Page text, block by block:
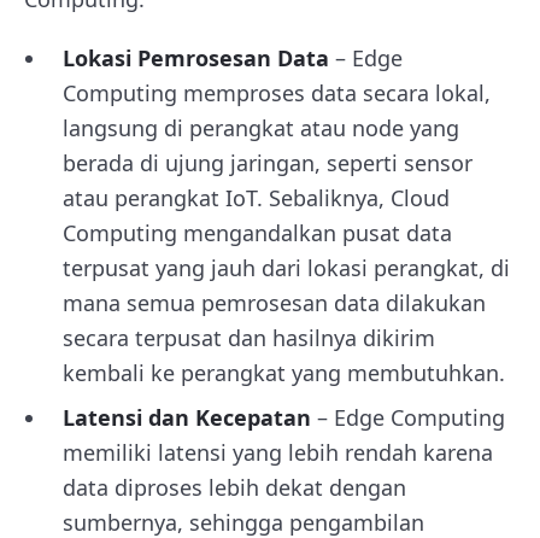
Lokasi Pemrosesan Data – Edge
Computing memproses data secara lokal,
langsung di perangkat atau node yang
berada di ujung jaringan, seperti sensor
atau perangkat IoT. Sebaliknya, Cloud
Computing mengandalkan pusat data
terpusat yang jauh dari lokasi perangkat, di
mana semua pemrosesan data dilakukan
secara terpusat dan hasilnya dikirim
kembali ke perangkat yang membutuhkan.
Latensi dan Kecepatan – Edge Computing
memiliki latensi yang lebih rendah karena
data diproses lebih dekat dengan
sumbernya, sehingga pengambilan